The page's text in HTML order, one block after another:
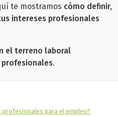
te mostramos cómo definir,
intereses profesionales
el terreno laboral
.
para el empleo?